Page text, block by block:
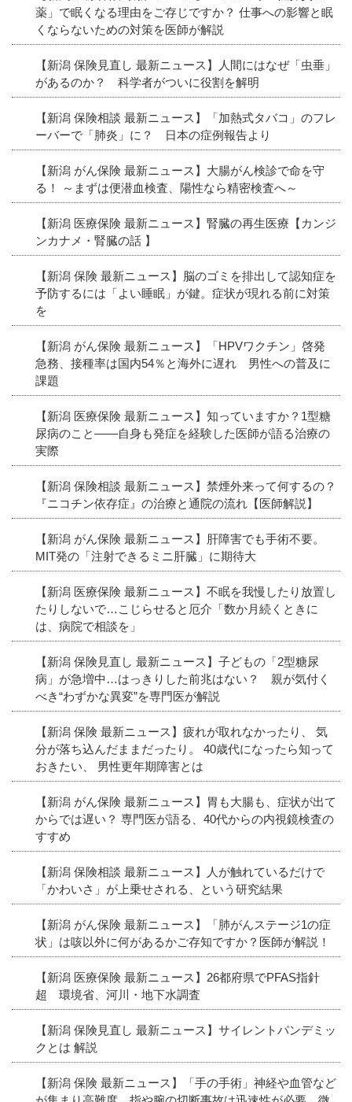
薬」で眠くなる理由をご存じですか？ 仕事への影響と眠
くならないための対策を医師が解説
【新潟 保険見直し 最新ニュース】人間にはなぜ「虫垂」
があるのか？ 科学者がついに役割を解明
【新潟 保険相談 最新ニュース】「加熱式タバコ」のフレ
ーバーで「肺炎」に？ 日本の症例報告より
【新潟 がん保険 最新ニュース】大腸がん検診で命を守
る！ ～まずは便潜血検査、陽性なら精密検査へ～
【新潟 医療保険 最新ニュース】腎臓の再生医療【カンジ
ンカナメ・腎臓の話 】
【新潟 保険 最新ニュース】脳のゴミを排出して認知症を
予防するには「よい睡眠」が鍵。症状が現れる前に対策
を
【新潟 がん保険 最新ニュース】「HPVワクチン」啓発
急務、接種率は国内54％と海外に遅れ 男性への普及に
課題
【新潟 医療保険 最新ニュース】知っていますか？1型糖
尿病のこと――自身も発症を経験した医師が語る治療の
実際
【新潟 保険相談 最新ニュース】禁煙外来って何するの？
『ニコチン依存症』の治療と通院の流れ【医師解説】
【新潟 がん保険 最新ニュース】肝障害でも手術不要。
MIT発の「注射できるミニ肝臓」に期待大
【新潟 医療保険 最新ニュース】不眠を我慢したり放置し
たりしないで…こじらせると厄介「数か月続くときに
は、病院で相談を」
【新潟 保険見直し 最新ニュース】子どもの「2型糖尿
病」が急増中…はっきりした前兆はない？ 親が気付く
べき“わずかな異変”を専門医が解説
【新潟 保険 最新ニュース】疲れが取れなかったり、 気
分が落ち込んだままだったり。 40歳代になったら知って
おきたい、 男性更年期障害とは
【新潟 がん保険 最新ニュース】胃も大腸も、症状が出て
からでは遅い？ 専門医が語る、40代からの内視鏡検査の
すすめ
【新潟 保険相談 最新ニュース】人が触れているだけで
「かわいさ」が上乗せされる、という研究結果
【新潟 がん保険 最新ニュース】「肺がんステージ1の症
状」は咳以外に何があるかご存知ですか？医師が解説！
【新潟 医療保険 最新ニュース】26都府県でPFAS指針
超 環境省、河川・地下水調査
【新潟 保険見直し 最新ニュース】サイレントパンデミッ
クとは 解説
【新潟 保険 最新ニュース】「手の手術」神経や血管など